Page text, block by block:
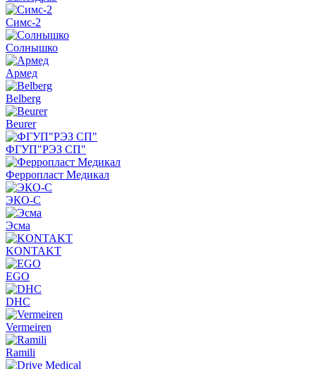
Симс-2
Солнышко
Армед
Belberg
Beurer
ФГУП"РЭЗ СП"
Ферропласт Медикал
ЭКО-С
Эсма
KONTAKT
EGO
DHC
Vermeiren
Ramili